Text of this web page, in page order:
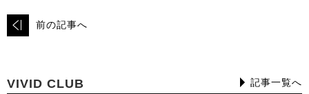
前の記事へ
VIVID CLUB 記事一覧へ